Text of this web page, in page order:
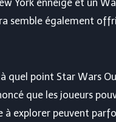
York enneigé et un
semble également
quel point Star Wars
que les joueurs
à explorer peuvent